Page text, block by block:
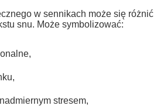
w sennikach może się różnić
snu. Może symbolizować:
stresem,